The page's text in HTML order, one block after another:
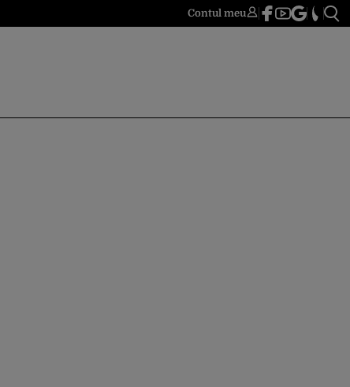
Contul meu